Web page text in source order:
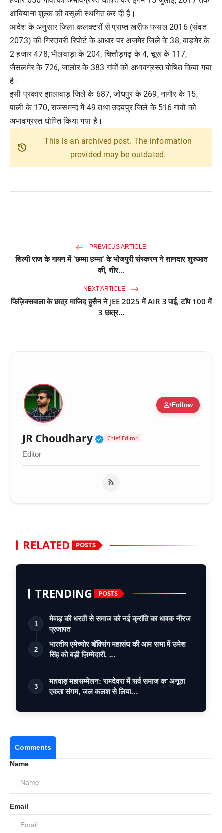
आबियाना शुल्क की वसूली स्थगित कर दी है।
आदेश के अनुसार जिला कलक्टरोें से प्राप्त खरीफ फसल 2016 (संवत
2073) की गिरदावरी रिपोर्ट के आधार पर अजमेर जिले के 38, बाड़मेर के
2 हजार 478, भीलवाड़ा के 204, चित्तौड़गढ़ के 4, चूरू के 117,
जैसलमेर के 726, जालोर के 383 गांवों को अभावग्रस्त घोषित किया गया
है।
इसी प्रकार झालावाड़ जिले के 687, जोधपुर के 269, नागौर के 15,
पाली के 170, राजसमन्द में 49 तथा उदयपुर जिले के 516गांवों को
अभावग्रस्त घोषित किया गया है।
history
This is an archived post. The information
provided may be outdated.
PREVIOUS ARTICLE
शिल्पी राज के गायन में 'छम्मा छम्मा' के भोजपुरी संस्करण ने शानदार शुरुआत
की, शीर...
NEXT ARTICLE
फिज़िक्सवाला के छात्र माजिद हुसैन ने JEE 2025 में AIR 3 पाई, टॉप 100 में
3 छात्र...
person_addFollow
JR Choudhary Verified Public Figure
Chief Editor
Editor
RELATED POSTS
TRENDING POSTS
1
मेवाड़ की धरती से समाज को नई क्रांति का धावक नीरज
प्रजापत
2
भारतीय एमेच्योर बॉक्सिंग महासंघ की आम सभा में उमेश
सिंह को बड़ी ज़िम्मेदारी, …
3
मारवाड़ महासम्मेलन: रामदेवरा में सर्व समाज का अनूठा
एकता संगम, जल कलश से लिया…
Comments
Name
Email